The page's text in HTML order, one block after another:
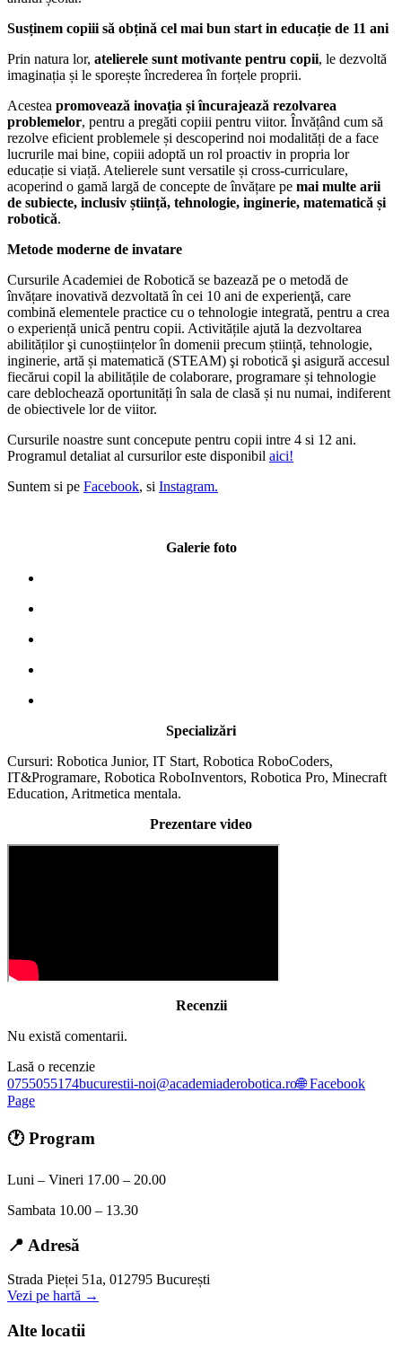
Susținem copiii să obțină cel mai bun start in educație de 11 ani
Prin natura lor, atelierele sunt motivante pentru copii, le dezvoltă
imaginația și le sporește încrederea în forțele proprii.
Acestea promovează inovația și încurajează rezolvarea
problemelor, pentru a pregăti copiii pentru viitor. Învățând cum să
rezolve eficient problemele și descoperind noi modalități de a face
lucrurile mai bine, copiii adoptă un rol proactiv in propria lor
educație si viață. Atelierele sunt versatile și cross-curriculare,
acoperind o gamă largă de concepte de învățare pe mai multe arii
de subiecte, inclusiv știință, tehnologie, inginerie, matematică și
robotică.
Metode moderne de invatare
Cursurile Academiei de Robotică se bazează pe o metodă de
învățare inovativă dezvoltată în cei 10 ani de experienţă, care
combină elementele practice cu o tehnologie integrată, pentru a crea
o experiență unică pentru copii. Activitățile ajută la dezvoltarea
abilităților şi cunoștiințelor în domenii precum știință, tehnologie,
inginerie, artă și matematică (STEAM) şi robotică şi asigură accesul
fiecărui copil la abilitățile de colaborare, programare și tehnologie
care deblochează oportunități în sala de clasă și nu numai, indiferent
de obiectivele lor de viitor.
Cursurile noastre sunt concepute pentru copii intre 4 si 12 ani.
Programul detaliat al cursurilor este disponibil aici!
Suntem si pe Facebook, si Instagram.
Galerie foto
Specializări
Cursuri: Robotica Junior, IT Start, Robotica RoboCoders,
IT&Programare, Robotica RoboInventors, Robotica Pro, Minecraft
Education, Aritmetica mentala.
Prezentare video
Recenzii
Nu există comentarii.
Lasă o recenzie
0755055174bucurestii-noi@academiaderobotica.ro🌐 Facebook
Page
🕐 Program
Luni – Vineri 17.00 – 20.00
Sambata 10.00 – 13.30
📍 Adresă
Strada Pieței 51a, 012795 București
Vezi pe hartă →
Alte locatii